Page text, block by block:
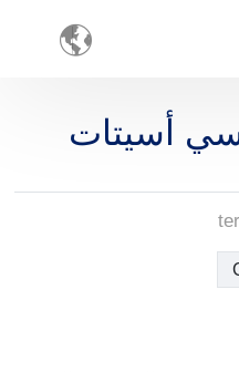

أسيتات